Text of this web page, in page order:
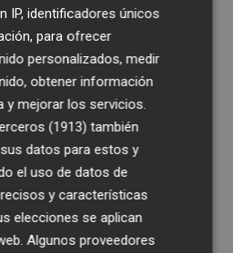
calabaza asada,
y lluvia de queso
a los ingredientes
murciana, realzado
canela y vainilla de
Serie Andalucía
el postre combina una
con Alhambra
IP, identificadores únicos
para ofrecer
personalizados, medir
obtener información
y mejorar los servicios.
(1913) también
datos para estos y
el uso de datos de
y características
elecciones se aplican
Algunos proveedores